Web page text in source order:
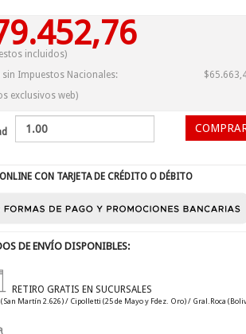
incluidos)
sin Impuestos Nacionales:
exclusivos web)
CON TARJETA DE CRÉDITO O DÉBITO
DE ENVÍO DISPONIBLES:
RETIRO GRATIS EN SUCURSALES
Martín 2.626) / Cipolletti (25 de Mayo y Fdez. Oro) / Gral.Roca